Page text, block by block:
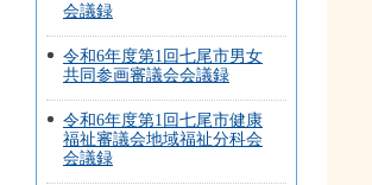
会議録
令和6年度第1回七尾市男女
共同参画審議会会議録
令和6年度第1回七尾市健康
福祉審議会地域福祉分科会
会議録